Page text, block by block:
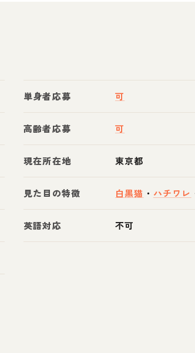
単身者応募 可
高齢者応募 可
現在所在地 東京都
見た目の特徴 白黒猫 ・ ハチワレ
英語対応 不可